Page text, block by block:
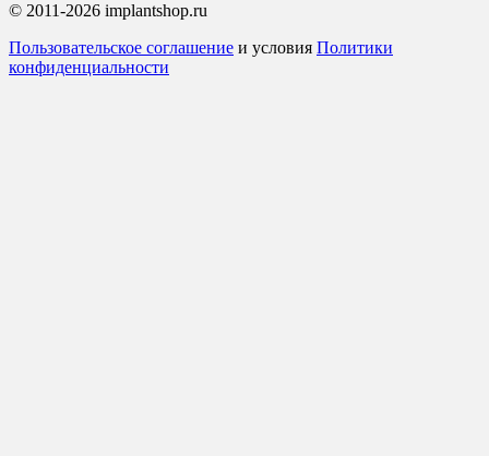
© 2011-2026 implantshop.ru
Пользовательское соглашение и условия Политики
конфиденциальности